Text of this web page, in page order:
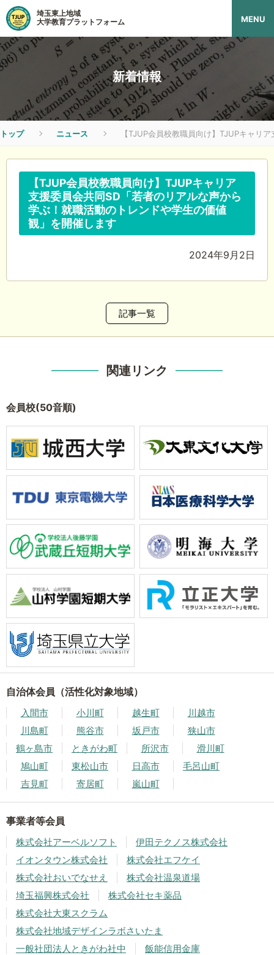
埼玉東上地域
大学教育プラットフォーム
MENU
新着情報
トップ ニュース 【TJUP会員校教職員向け】TJUPキャリ
【TJUP会員校教職員向け】TJUPキャリア
支援委員会共同SD「若者のリアルな声から
学ぶ！就職活動のトレンドや学生の価値
観」を開催します
2024年9月2日
記事一覧
関連リンク
会員校(50音順)
自治体会員（活性化対象地域）
入間市 小川町 越生町
川越市
川島町
熊谷市 坂戸市
狭山市
鶴ヶ島市
ときがわ町 所沢市
滑川町
鳩山町
東松山市 日高市
毛呂山町
吉見町
寄居町 嵐山町
事業者等会員
株式会社アーベルソフト
伊田テクノス株式会社
イオンタウン株式会社
株式会社エフケイ
株式会社おいでなせえ
株式会社温泉道場
埼玉福興株式会社
株式会社セキ薬品
株式会社大東スクラム
株式会社地域デザインラボさいたま
一般社団法人ときがわ社中
飯能信用金庫